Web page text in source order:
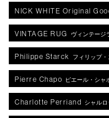
NICK WHITE Original
VINTAGE RUG ヴィンテージ
Philippe Starck フィリップ
Pierre Chapo ピエール・シャ
Charlotte Perriand シャル